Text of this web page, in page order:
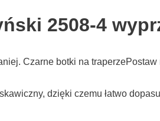
2508-4
Czarne botki na
dzięki czemu łatwo